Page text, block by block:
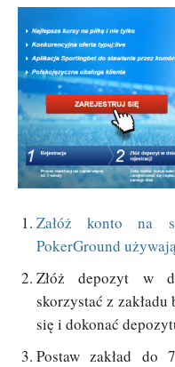
Załóż konto na
PokerGround
Złóż depozyt w
skorzystać z
się i dokonać
Postaw zakład